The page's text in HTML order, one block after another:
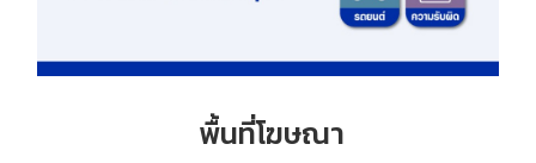
พื้นที่โฆษณา